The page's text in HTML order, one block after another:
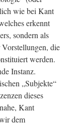
wie bei Kant
erkennt
sondern als
die
werden.
Instanz.
„Subjekte“
dieses
Kant
dem